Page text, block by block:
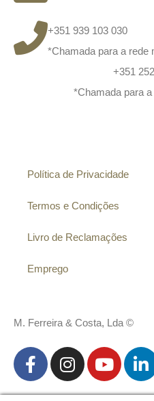
+351 939 103 030
*Chamada para a rede
+351
*Chamada para
Política de Privacidade
Termos e Condições
Livro de Reclamações
Emprego
M. Ferreira & Costa, Lda ©